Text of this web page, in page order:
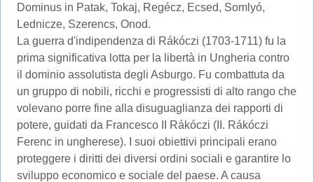
Dominus in Patak, Tokaj, Regécz, Ecsed, Somlyó,
Lednicze, Szerencs, Onod.
La guerra d'indipendenza di Rákóczi (1703-1711) fu la
prima significativa lotta per la libertà in Ungheria contro
il dominio assolutista degli Asburgo. Fu combattuta da
un gruppo di nobili, ricchi e progressisti di alto rango che
volevano porre fine alla disuguaglianza dei rapporti di
potere, guidati da Francesco II Rákóczi (II. Rákóczi
Ferenc in ungherese). I suoi obiettivi principali erano
proteggere i diritti dei diversi ordini sociali e garantire lo
sviluppo economico e sociale del paese. A causa